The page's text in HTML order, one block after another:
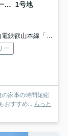
京都市左京区修学院千万田町 第1期 新築一戸建て 1号地
山本線「三宅八幡」駅 徒歩13分
ー
家事の時間短縮
おすすめ... もっと